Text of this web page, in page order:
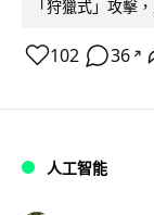
「狩獵式」攻擊
102 36 ↗
人工智能